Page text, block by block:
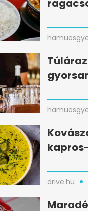
drive.hu